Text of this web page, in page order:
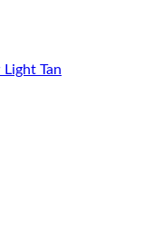
Tan